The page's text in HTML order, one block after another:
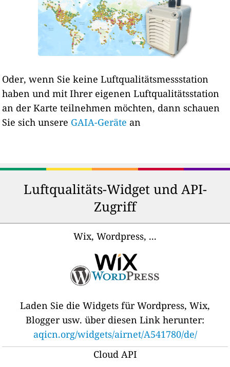
Oder, wenn Sie keine Luftqualitätsmessstation
haben und mit Ihrer eigenen Luftqualitätsstation
an der Karte teilnehmen möchten, dann schauen
Sie sich unsere GAIA-Geräte an
Luftqualitäts-Widget und API-
Zugriff
Wix, Wordpress, ...
Laden Sie die Widgets für Wordpress, Wix,
Blogger usw. über diesen Link herunter:
aqicn.org/widgets/airnet/A541780/de/
Cloud API